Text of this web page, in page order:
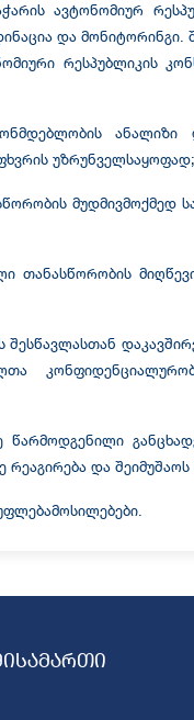
ავტონომიურ
და მონიტორინგი.
რესპუბლიკის
ანალიზი
უზრუნველსაყოფად;
მუდმივმოქმედ
თანასწორობის
და შეიმუშაოს